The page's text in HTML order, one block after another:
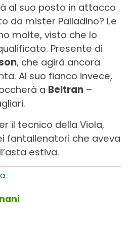
al suo posto in attacco
da mister Palladino? Le
molte, visto che lo
Presente di
, che agirà ancora
Al suo fianco invece,
a Beltran–
il tecnico della Viola,
fantallenatori che aveva
estiva.